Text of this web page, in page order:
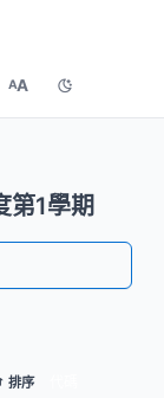
AA
1學期
排序